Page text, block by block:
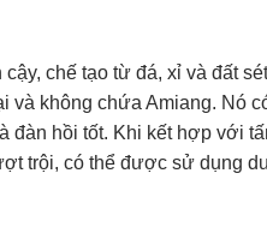
chế tạo từ đá, xỉ và đất
không chứa Amiang. Nó
đàn hồi tốt. Khi kết hợp với
trội, có thể được sử dụng